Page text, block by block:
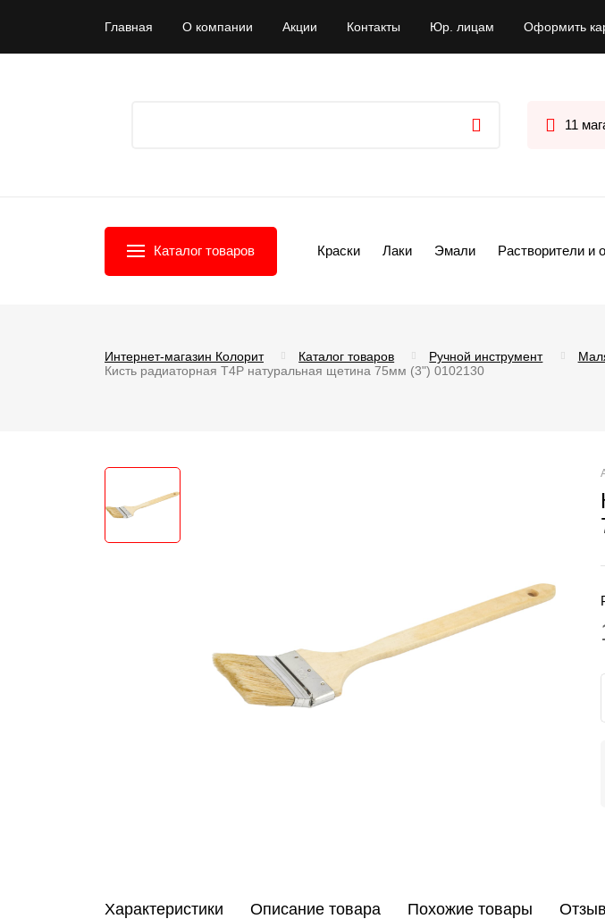
Главная О компании Акции Контакты Юр. лицам Оформить
11
Каталог товаров Краски Лаки Эмали Растворители и
Интернет-магазин Колорит Каталог товаров Ручной инструмент
Кисть радиаторная T4P натуральная щетина 75мм (3") 0102130
Характеристики Описание товара Похожие товары